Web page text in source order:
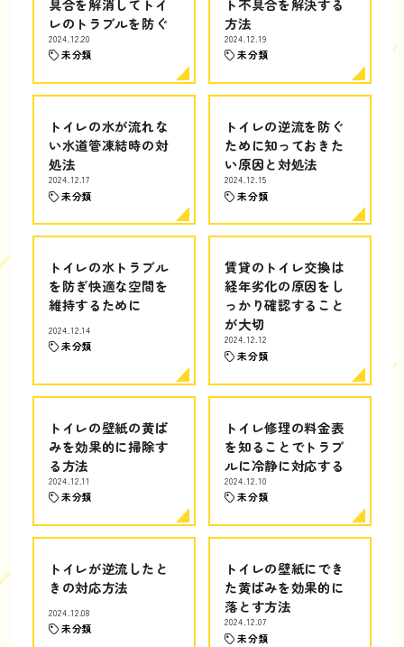
レのトラブルを防ぐ
2024.12.20
未分類
方法
2024.12.19
未分類
トイレの水が流れな
い水道管凍結時の対
処法
2024.12.17
未分類
トイレの逆流を防ぐ
ために知っておきた
い原因と対処法
2024.12.15
未分類
トイレの水トラブル
を防ぎ快適な空間を
維持するために
2024.12.14
未分類
賃貸のトイレ交換は
経年劣化の原因をし
っかり確認すること
が大切
2024.12.12
未分類
トイレの壁紙の黄ば
みを効果的に掃除す
る方法
2024.12.11
未分類
トイレ修理の料金表
を知ることでトラブ
ルに冷静に対応する
2024.12.10
未分類
トイレが逆流したと
きの対応方法
2024.12.08
未分類
トイレの壁紙にでき
た黄ばみを効果的に
落とす方法
2024.12.07
未分類